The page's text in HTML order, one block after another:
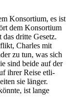
Konsortium, es ist
dem Konsortium
das drit­te Gesetz.
Charles mit
zu tun, was sich
sind bei­de auf der
ihrer Reise etli­
sie län­ger.
ist lan­ge